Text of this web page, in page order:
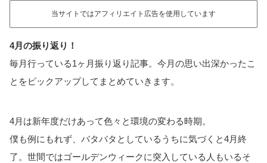
当サイトではアフィリエイト広告を使用しています
4月の振り返り！
毎月行っている1ヶ月振り返り記事。今月の思い出深かったこ
とをピックアップしてまとめていきます。
4月は新年度だけあって色々と環境の変わる時期。
僕も例にもれず、バタバタとしているうちに気づくと4月終
了。世間ではゴールデンウィークに突入している人もいるそ